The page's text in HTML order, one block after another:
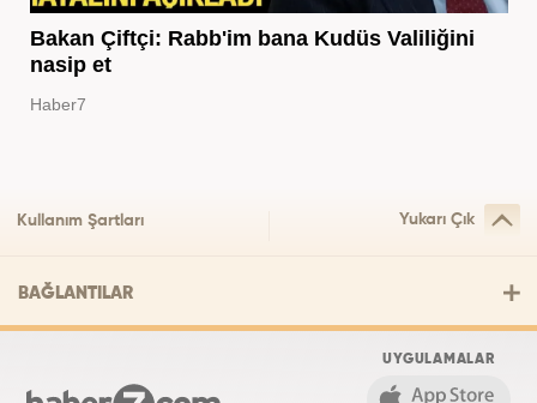
Bakan Çiftçi: Rabb'im bana Kudüs Valiliğini
nasip et
Haber7
Kullanım Şartları Yukarı Çık
BAĞLANTILAR
UYGULAMALAR